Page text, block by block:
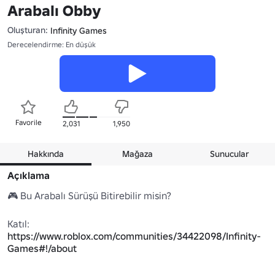
Arabalı Obby
Oluşturan: Infinity Gamesᅠ
Derecelendirme: En düşük
Favorile 2,031 1,950
Hakkında Mağaza Sunucular
Açıklama
🎮 Bu Arabalı Sürüşü Bitirebilir misin?
https://www.roblox.com/communities/34422098/Infinity-
Games#!/about